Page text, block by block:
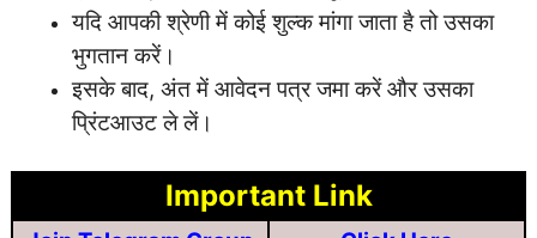
यदि आपकी श्रेणी में कोई शुल्क मांगा जाता है तो उसका
भुगतान करें।
इसके बाद, अंत में आवेदन पत्र जमा करें और उसका
प्रिंटआउट ले लें।
Important Link